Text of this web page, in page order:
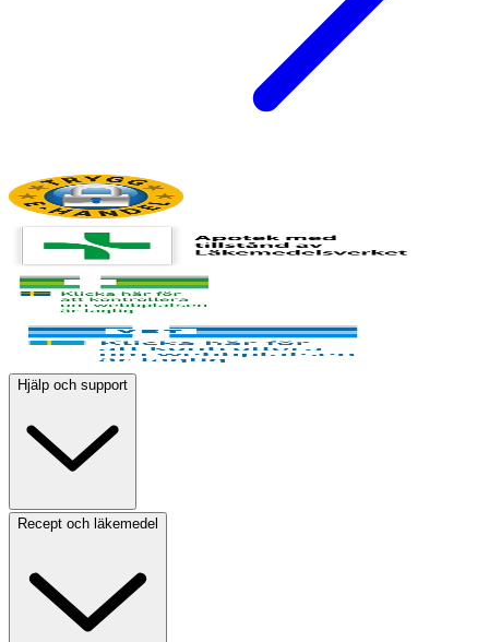
Hjälp och support
Recept och läkemedel